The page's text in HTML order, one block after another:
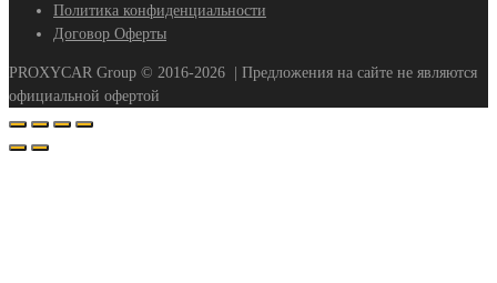
Политика конфиденциальности
Договор Оферты
PROXYCAR Group © 2016-2026
| Предложения на сайте не являются
официальной офертой